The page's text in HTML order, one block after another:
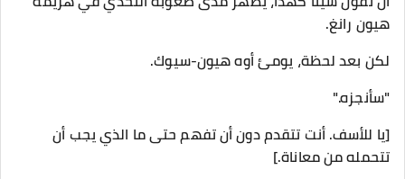
هيون رانغ.
لكن بعد لحظة، يومئ أوه هيون-سيوك.
"سأنجزه."
[يا للأسف. أنت تتقدم دون أن تفهم حتى ما الذي يجب أن
تتحمله من معاناة.]